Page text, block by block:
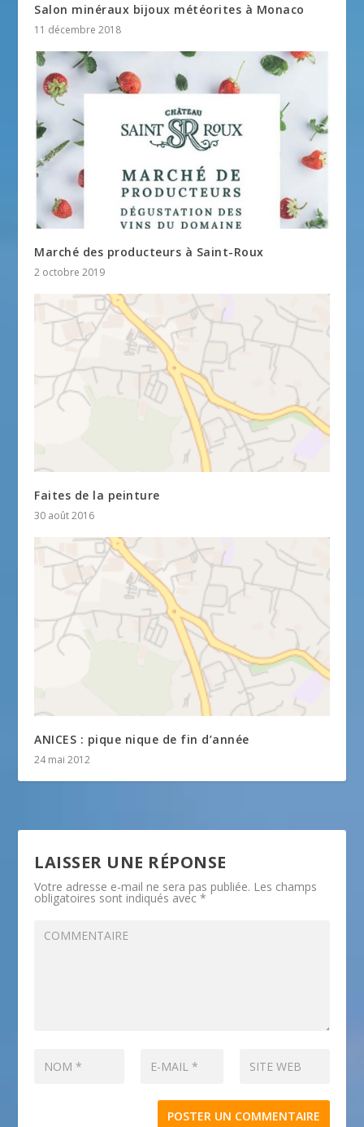
Salon minéraux bijoux météorites à Monaco
11 décembre 2018
Marché des producteurs à Saint-Roux
2 octobre 2019
Faites de la peinture
30 août 2016
ANICES : pique nique de fin d’année
24 mai 2012
LAISSER UNE RÉPONSE
Votre adresse e-mail ne sera pas publiée. Les champs
obligatoires sont indiqués avec*